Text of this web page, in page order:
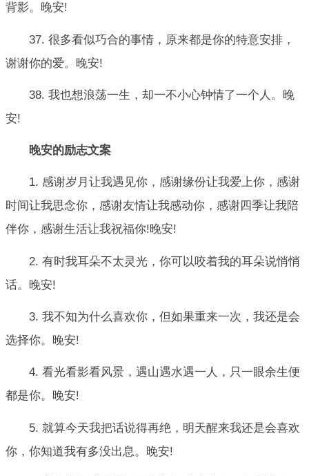
背影。晚安!
37. 很多看似巧合的事情，原来都是你的特意安排，
谢谢你的爱。晚安!
38. 我也想浪荡一生，却一不小心钟情了一个人。晚
安!
晚安的励志文案
1. 感谢岁月让我遇见你，感谢缘份让我爱上你，感谢
时间让我思念你，感谢友情让我感动你，感谢四季让我陪
伴你，感谢生活让我祝福你!晚安!
2. 有时我耳朵不太灵光，你可以咬着我的耳朵说悄悄
话。晚安!
3. 我不知为什么喜欢你，但如果重来一次，我还是会
选择你。晚安!
4. 看光看影看风景，遇山遇水遇一人，只一眼余生便
都是你。晚安!
5. 就算今天我把话说得再绝，明天醒来我还是会喜欢
你，你知道我有多没出息。晚安!